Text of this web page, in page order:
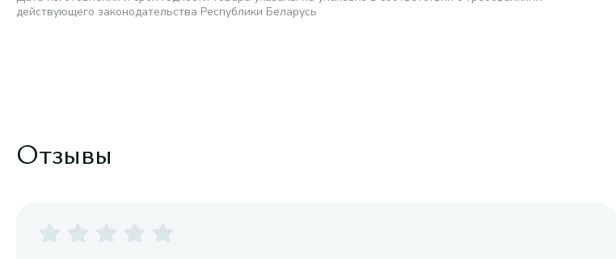
действующего законодательства Республики Беларусь
Отзывы